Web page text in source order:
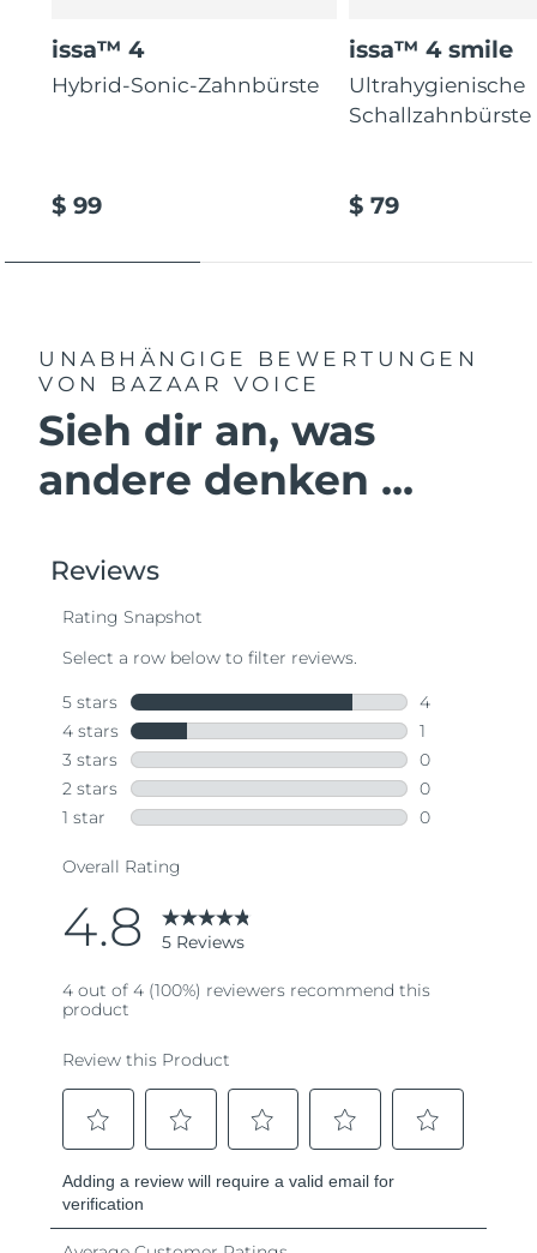
issa™ 4
Hybrid-Sonic-Zahnbürste
$ 99
issa™ 4 smile
Ultrahygienische
Schallzahnbürste
$ 79
UNABHÄNGIGE BEWERTUNGEN
VON BAZAAR VOICE
Sieh dir an, was
andere denken ...